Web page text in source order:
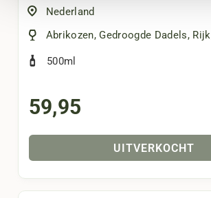
Nederland
Abrikozen,Gedroogde Dadels, Rijk
500ml
59,95
UITVERKOCHT